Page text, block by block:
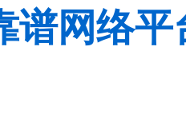
谱网络平